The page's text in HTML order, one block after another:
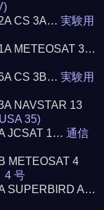
CS 3A…実験用
METEOSAT 3…
CS 3B…実験用
NAVSTAR 13
35)
JCSAT 1…通信
METEOSAT 4
4 号
SUPERBIRD A…